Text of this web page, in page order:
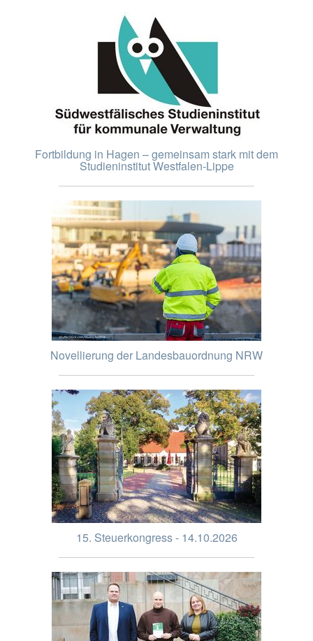
Fortbildung in Hagen – gemeinsam stark mit dem
Studieninstitut Westfalen-Lippe
Novellierung der Landesbauordnung NRW
15. Steuerkongress - 14.10.2026